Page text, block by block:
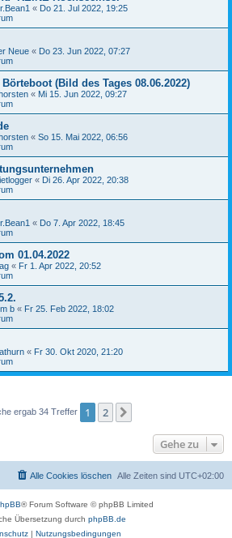
« Do 21. Jul 2022, 19:25
Neue « Do 23. Jun 2022, 07:27
(Bild des Tages 08.06.2022)
« Mi 15. Jun 2022, 09:27
« So 15. Mai 2022, 06:56
« Di 26. Apr 2022, 20:38
« Do 7. Apr 2022, 18:45
01.04.2022
« Fr 1. Apr 2022, 20:52
b « Fr 25. Feb 2022, 18:02
« Fr 30. Okt 2020, 21:20
ergab 34 Treffer 1 2
Gehe zu
Alle Zeiten sind UTC+02:00
Alle Cookies löschen
® Forum Software © phpBB Limited
Übersetzung durch phpBB.de
| Nutzungsbedingungen